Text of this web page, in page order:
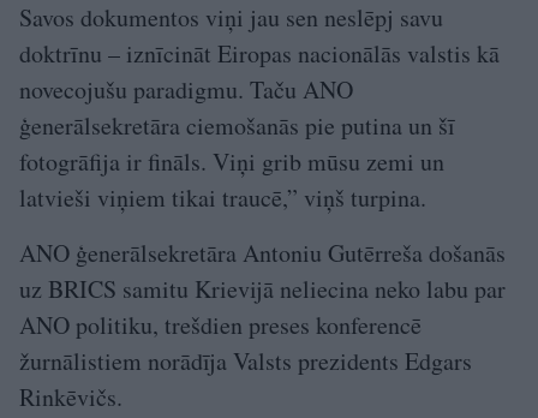
Savos dokumentos viņi jau sen neslēpj savu
doktrīnu – iznīcināt Eiropas nacionālās valstis kā
novecojušu paradigmu. Taču ANO
ģenerālsekretāra ciemošanās pie putina un šī
fotogrāfija ir fināls. Viņi grib mūsu zemi un
latvieši viņiem tikai traucē,” viņš turpina.
ANO ģenerālsekretāra Antoniu Gutērreša došanās
uz BRICS samitu Krievijā neliecina neko labu par
ANO politiku, trešdien preses konferencē
žurnālistiem norādīja Valsts prezidents Edgars
Rinkēvičs.